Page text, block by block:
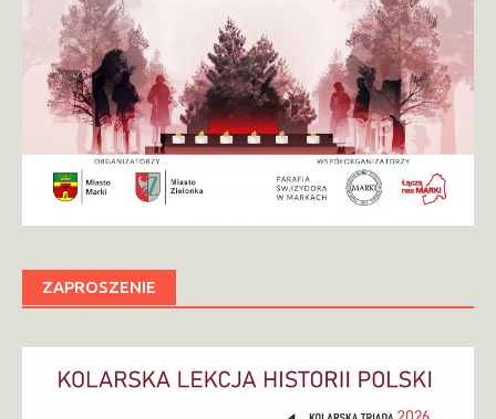
ZAPROSZENIE